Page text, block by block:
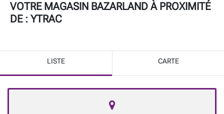
VOTRE MAGASIN BAZARLAND À PROXIMITÉ
DE : YTRAC
LISTE CARTE